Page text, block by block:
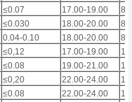
≤0.07 17.00-19.00
≤0.030 18.00-20.00
0.04-0.10 18.00-20.00
≤0,12 17.00-19.00
≤0.08 19.00-21.00
≤0,20 22.00-24.00
≤0.08 22.00-24.00